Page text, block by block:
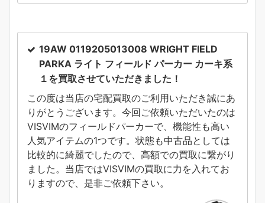
19AW 0119205013008 WRIGHT FIELD
PARKA ライト フィールド パーカー カーキ系
１ を買取させていただきました！
この度は当店の宅配買取のご利用いただき誠にあ
りがとうございます。今回ご依頼いただいたのは
VISVIMのフィールドパーカーで、機能性も高い
人気アイテムの1つです。状態も中古品としては
比較的に綺麗でしたので、高額での買取に繋がり
ました。当店ではVISVIMの買取に力を入れてお
りますので、是非ご依頼下さい。